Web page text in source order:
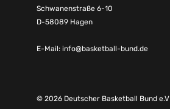
Schwanenstraße 6-10
D-58089 Hagen
E-Mail: info@basketball-bund.de
© 2026 Deutscher Basketball Bund e.V